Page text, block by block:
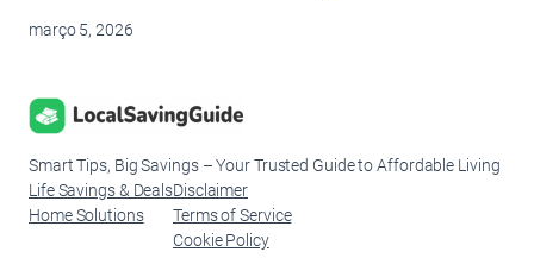
março 5, 2026
Smart Tips, Big Savings – Your Trusted Guide to Affordable Living
Life Savings & Deals
Home Solutions
Disclaimer
Terms of Service
Cookie Policy